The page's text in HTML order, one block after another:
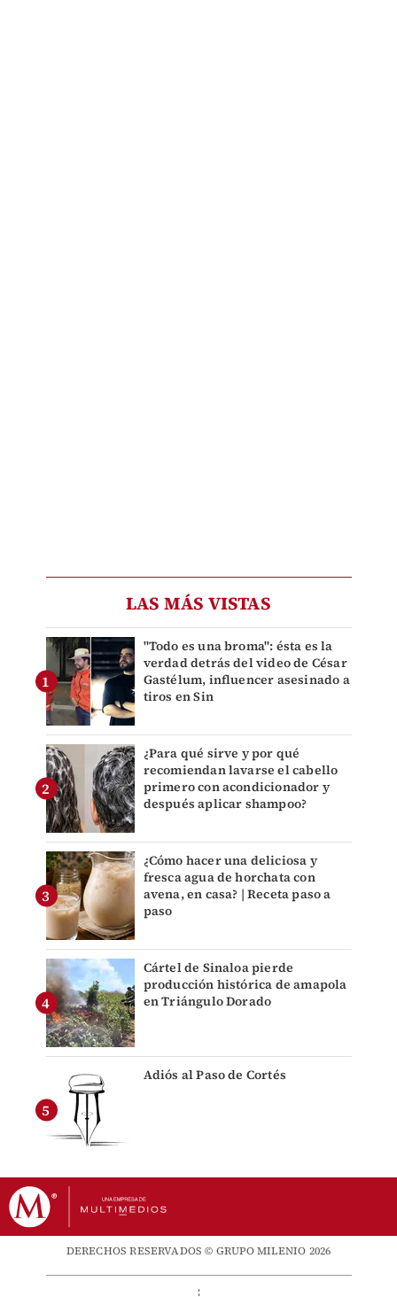
LAS MÁS VISTAS
"Todo es una broma": ésta es la
verdad detrás del video de César
Gastélum, influencer asesinado a
tiros en Sin
¿Para qué sirve y por qué
recomiendan lavarse el cabello
primero con acondicionador y
después aplicar shampoo?
¿Cómo hacer una deliciosa y
fresca agua de horchata con
avena, en casa? | Receta paso a
paso
Cártel de Sinaloa pierde
producción histórica de amapola
en Triángulo Dorado
Adiós al Paso de Cortés
DERECHOS RESERVADOS © GRUPO MILENIO 2026